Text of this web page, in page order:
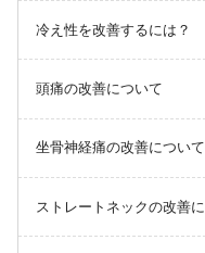
冷え性を改善するには？
頭痛の改善について
坐骨神経痛の改善について
ストレートネックの改善